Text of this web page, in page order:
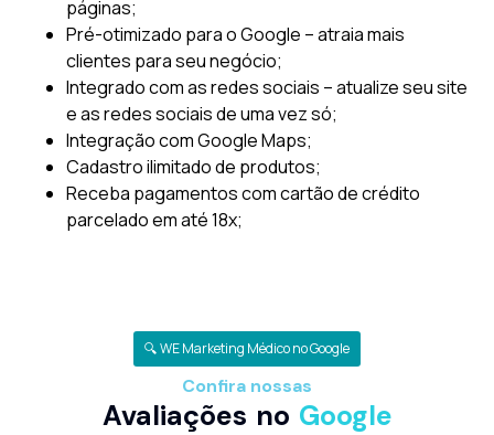
páginas;
Pré-otimizado para o Google – atraia mais
clientes para seu negócio;
Integrado com as redes sociais – atualize seu site
e as redes sociais de uma vez só;
Integração com Google Maps;
Cadastro ilimitado de produtos;
Receba pagamentos com cartão de crédito
parcelado em até 18x;
🔍 WE Marketing Médico no Google
Confira nossas
Avaliações no Google